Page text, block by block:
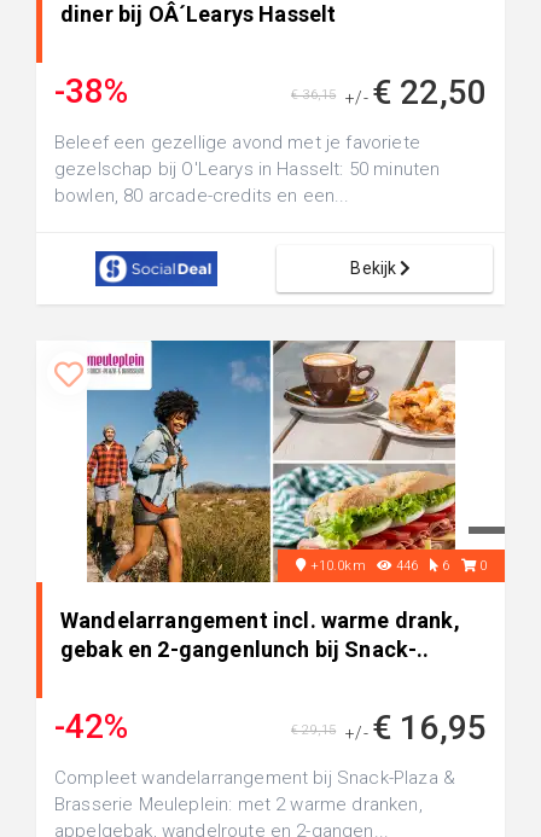
diner bij OÂ´Learys Hasselt
-38% +/- € 22,50
€ 36,15
Beleef een gezellige avond met je favoriete
gezelschap bij O'Learys in Hasselt: 50 minuten
bowlen, 80 arcade-credits en een...
Bekijk
+10.0km 446 6 0
Wandelarrangement incl. warme drank,
gebak en 2-gangenlunch bij Snack-..
-42% +/- € 16,95
€ 29,15
Compleet wandelarrangement bij Snack-Plaza &
Brasserie Meuleplein: met 2 warme dranken,
appelgebak, wandelroute en 2-gangen...